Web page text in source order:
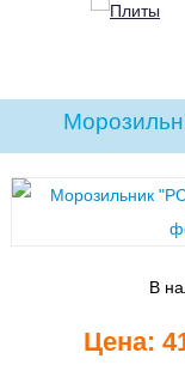
Плиты
Стиральные
В
Цена: